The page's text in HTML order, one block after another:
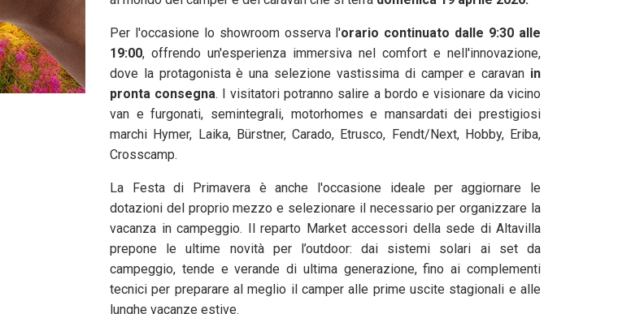
Per l'occasione lo showroom osserva l'orario continuato dalle 9:30 alle
19:00, offrendo un'esperienza immersiva nel comfort e nell'innovazione,
dove la protagonista è una selezione vastissima di camper e caravan in
pronta consegna. I visitatori potranno salire a bordo e visionare da vicino
van e furgonati, semintegrali, motorhomes e mansardati dei prestigiosi
marchi Hymer, Laika, Bürstner, Carado, Etrusco, Fendt/Next, Hobby, Eriba,
Crosscamp.
La Festa di Primavera è anche l'occasione ideale per aggiornare le
dotazioni del proprio mezzo e selezionare il necessario per organizzare la
vacanza in campeggio. Il reparto Market accessori della sede di Altavilla
prepone le ultime novità per l’outdoor: dai sistemi solari ai set da
campeggio, tende e verande di ultima generazione, fino ai complementi
tecnici per preparare al meglio il camper alle prime uscite stagionali e alle
lunghe vacanze estive.